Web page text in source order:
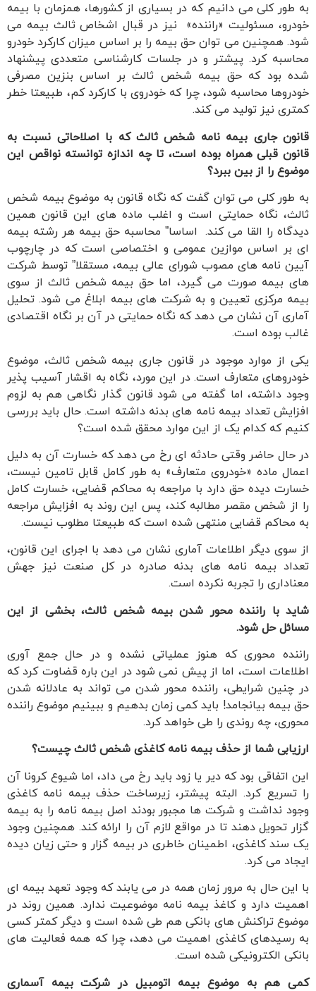
به طور کلی می دانیم که در بسیاری از کشورها، همزمان با بیمه
خودرو، مسئولیت «راننده» نیز در قبال اشخاص ثالث بیمه می
شود. همچنین می توان حق بیمه را بر اساس میزان کارکرد خودرو
محاسبه کرد. پیشتر و در جلسات کارشناسی متعددی پیشنهاد
شده بود که حق بیمه شخص ثالث بر اساس بنزین مصرفی
خودروها محاسبه شود، چرا که خودروی با کارکرد کم، طبیعتا خطر
کمتری نیز تولید می کند.
قانون جاری بیمه نامه شخص ثالث که با اصلاحاتی نسبت به
قانون قبلی همراه بوده است، تا چه اندازه توانسته نواقص این
موضوع را از بین ببرد؟
به طور کلی می توان گفت که نگاه قانون به موضوع بیمه شخص
ثالث، نگاه حمایتی است و اغلب ماده های این قانون همین
دیدگاه را القا می کند. اساسا” محاسبه حق بیمه هر رشته بیمه
ای بر اساس موازین عمومی و اختصاصی است که در چارچوب
آیین نامه های مصوب شورای عالی بیمه، مستقلا” توسط شرکت
های بیمه صورت می گیرد، اما حق بیمه شخص ثالث از سوی
بیمه مرکزی تعیین و به شرکت های بیمه ابلاغ می شود. تحلیل
آماری آن نشان می دهد که نگاه حمایتی در آن بر نگاه اقتصادی
غالب بوده است.
یکی از موارد موجود در قانون جاری بیمه شخص ثالث، موضوع
خودروهای متعارف است. در این مورد، نگاه به اقشار آسیب پذیر
وجود داشته، اما گفته می شود قانون گذار نگاهی هم به لزوم
افزایش تعداد بیمه نامه های بدنه داشته است. حال باید بررسی
کنیم که کدام یک از این موارد محقق شده است؟
در حال حاضر وقتی حادثه ای رخ می دهد که خسارت آن به دلیل
اعمال ماده «خودروی متعارف» به طور کامل قابل تامین نیست،
خسارت دیده حق دارد با مراجعه به محاکم قضایی، خسارت کامل
را از شخص مقصر مطالبه کند، پس این روند به افزایش مراجعه
به محاکم قضایی منتهی شده است که طبیعتا مطلوب نیست.
از سوی دیگر اطلاعات آماری نشان می دهد با اجرای این قانون،
تعداد بیمه نامه های بدنه صادره در کل صنعت نیز جهش
معناداری را تجربه نکرده است.
شاید با راننده محور شدن بیمه شخص ثالث، بخشی از این
مسائل حل شود.
راننده محوری که هنوز عملیاتی نشده و در حال جمع آوری
اطلاعات است، اما از پیش نمی شود در این باره قضاوت کرد که
در چنین شرایطی، راننده محور شدن می تواند به عادلانه شدن
حق بیمه بیانجامد! باید کمی زمان بدهیم و ببینیم موضوع راننده
محوری، چه روندی را طی خواهد کرد.
ارزیابی شما از حذف بیمه نامه کاغذی شخص ثالث چیست؟
این اتفاقی بود که دیر یا زود باید رخ می داد، اما شیوع کرونا آن
را تسریع کرد. البته پیشتر، زیرساخت حذف بیمه نامه کاغذی
وجود نداشت و شرکت ها مجبور بودند اصل بیمه نامه را به بیمه
گزار تحویل دهند تا در مواقع لازم آن را ارائه کند. همچنین وجود
یک سند کاغذی، اطمینان خاطری در بیمه گزار و حتی زیان دیده
ایجاد می کرد.
با این حال به مرور زمان همه در می یابند که وجود تعهد بیمه ای
اهمیت دارد و کاغذ بیمه نامه موضوعیت ندارد. همین روند در
موضوع تراکنش های بانکی هم طی شده است و دیگر کمتر کسی
به رسیدهای کاغذی اهمیت می دهد، چرا که همه فعالیت های
بانکی الکترونیکی شده است.
کمی هم به موضوع بیمه اتومبیل در شرکت بیمه آسماری